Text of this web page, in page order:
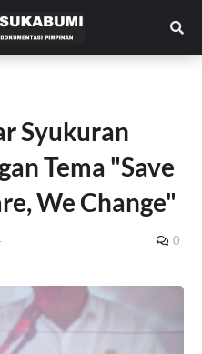
Syukuran
Tema "Save
We Change"
0